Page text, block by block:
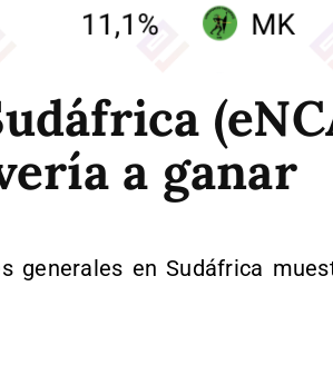
a ganar
generales en Sudáfrica